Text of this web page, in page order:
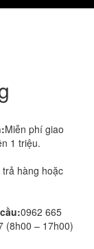
Miễn phí giao
1 triệu.
hàng hoặc
0962 665
(8h00 – 17h00)